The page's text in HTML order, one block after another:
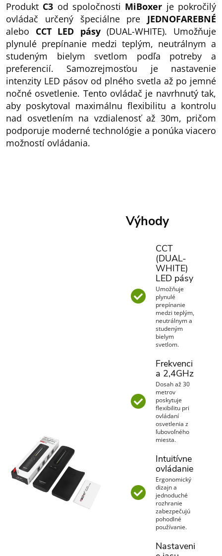
Produkt C3 od spoločnosti MiBoxer je pokročilý
ovládač určený špeciálne pre JEDNOFAREBNÉ
alebo CCT LED pásy(DUAL-WHITE). Umožňuje
plynulé prepínanie medzi teplým, neutrálnym a
studeným bielym svetlom podľa potreby a
preferencií. Samozrejmosťou je nastavenie
intenzity LED pásov od plného svetla až po jemné
nočné osvetlenie. Tento ovládač je navrhnutý tak,
aby poskytoval maximálnu flexibilitu a kontrolu
nad osvetlením na vzdialenosť až 30m, pričom
podporuje moderné technológie a ponúka viacero
možností ovládania.
Výhody
CCT
(DUAL-
WHITE)
LED pásy
Umožňuje
plynulé
prepínanie
medzi teplým,
neutrálnym a
studeným
bielym
svetlom.
Frekvenci
a 2,4GHz
Dosah až 30
metrov
poskytuje
flexibilitu pri
ovládaní
osvetlenia z
ľubovoľného
miesta.
Intuitívne
ovládanie
Ergonomický
dizajn a
jednoduché
rozhranie
zabezpečujú
pohodlné
používanie.
Nastaveni